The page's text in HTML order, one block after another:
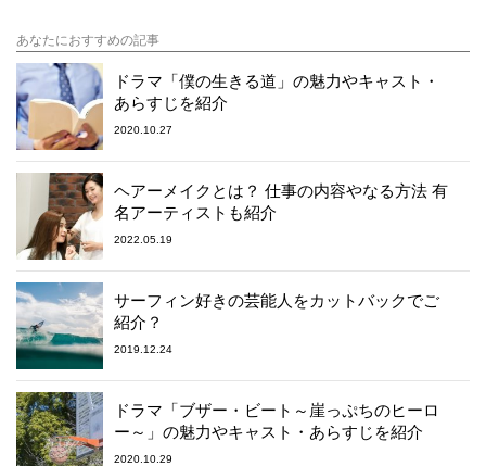
あなたにおすすめの記事
ドラマ「僕の生きる道」の魅力やキャスト・
あらすじを紹介
2020.10.27
ヘアーメイクとは？ 仕事の内容やなる方法 有
名アーティストも紹介
2022.05.19
サーフィン好きの芸能人をカットバックでご
紹介？
2019.12.24
ドラマ「ブザー・ビート～崖っぷちのヒーロ
ー～」の魅力やキャスト・あらすじを紹介
2020.10.29